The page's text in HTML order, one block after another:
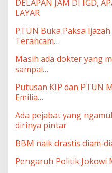
DELAPAN JAM DI IGD,
LAYAR
PTUN Buka Paksa
Terancam…
Masih ada dokter yang
sampai…
Putusan KIP dan PTUN
Emilia…
Ada pejabat yang
dirinya pintar
BBM naik drastis diam-
Pengaruh Politik Jokowi